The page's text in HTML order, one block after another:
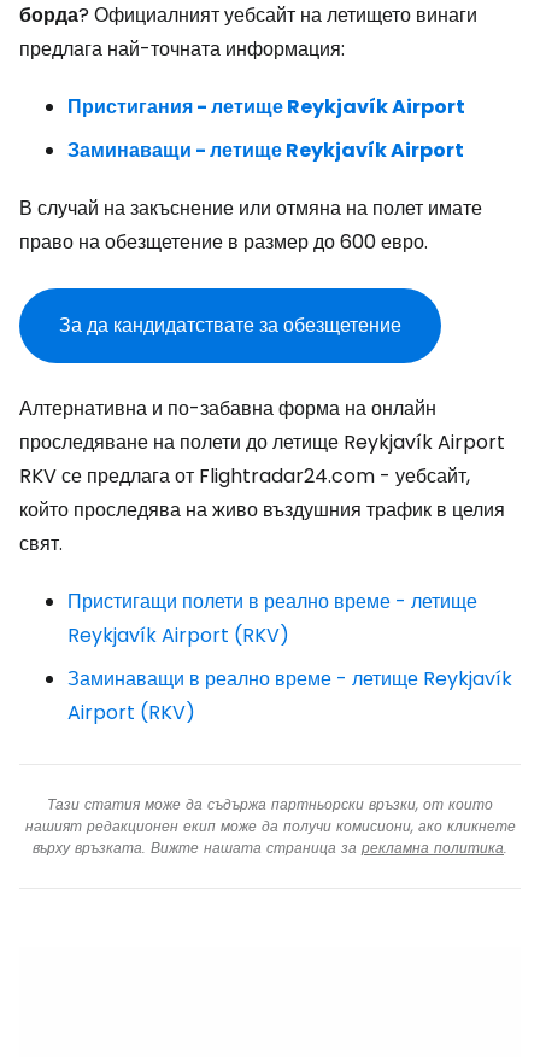
борда? Официалният уебсайт на летището винаги
предлага най-точната информация:
Пристигания - летище Reykjavík Airport
Заминаващи - летище Reykjavík Airport
В случай на закъснение или отмяна на полет имате
право на обезщетение в размер до 600 евро.
За да кандидатствате за обезщетение
Алтернативна и по-забавна форма на онлайн
проследяване на полети до летище Reykjavík Airport
RKV се предлага от Flightradar24.com - уебсайт,
който проследява на живо въздушния трафик в целия
свят.
Пристигащи полети в реално време - летище
Reykjavík Airport (RKV)
Заминаващи в реално време - летище Reykjavík
Airport (RKV)
Тази статия може да съдържа партньорски връзки, от които
нашият редакционен екип може да получи комисиони, ако кликнете
върху връзката. Вижте нашата страница за рекламна политика.